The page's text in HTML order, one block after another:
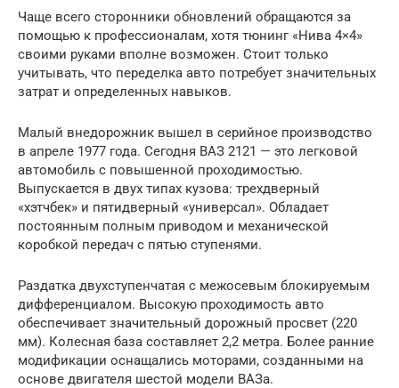
Чаще всего сторонники обновлений обращаются за
помощью к профессионалам, хотя тюнинг «Нива 4×4»
своими руками вполне возможен. Стоит только
учитывать, что переделка авто потребует значительных
затрат и определенных навыков.
Малый внедорожник вышел в серийное производство
в апреле 1977 года. Сегодня ВАЗ 2121 — это легковой
автомобиль с повышенной проходимостью.
Выпускается в двух типах кузова: трехдверный
«хэтчбек» и пятидверный «универсал». Обладает
постоянным полным приводом и механической
коробкой передач с пятью ступенями.
Раздатка двухступенчатая с межосевым блокируемым
дифференциалом. Высокую проходимость авто
обеспечивает значительный дорожный просвет (220
мм). Колесная база составляет 2,2 метра. Более ранние
модификации оснащались моторами, созданными на
основе двигателя шестой модели ВАЗа.